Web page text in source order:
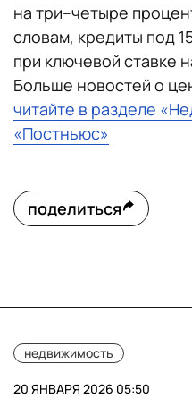
на три–четыре
словам, кредиты под
при ключевой ставке
Больше новостей о
читайте в разделе
«Постньюс»
поделиться
недвижимость
20 ЯНВАРЯ 2026 05:50